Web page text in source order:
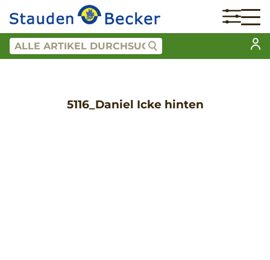
5116_Daniel Icke hinten